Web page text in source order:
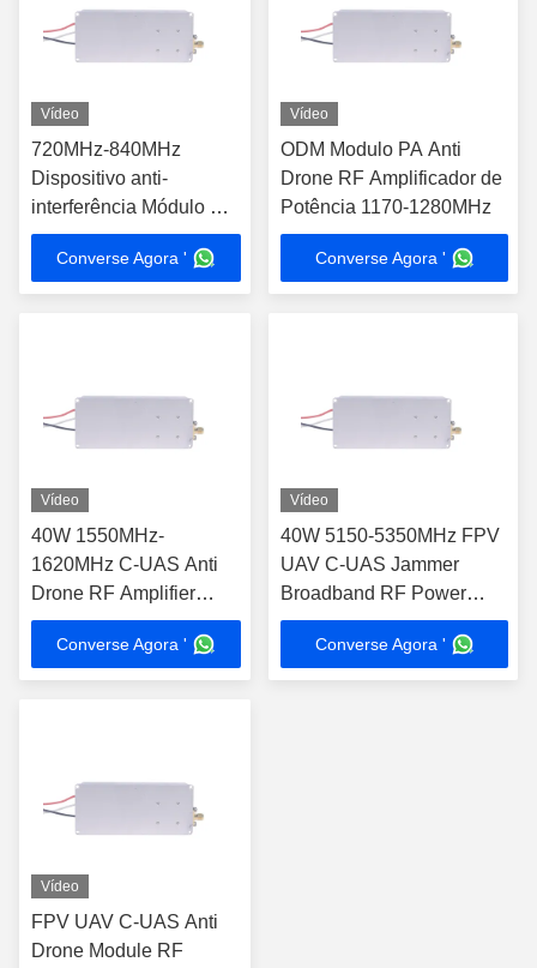
Vídeo
720MHz-840MHz
Dispositivo anti-
interferência Módulo RF
de baixa potência 40W
Converse Agora '
Vídeo
ODM Modulo PA Anti
Drone RF Amplificador de
Potência 1170-1280MHz
Converse Agora '
Vídeo
40W 1550MHz-
1620MHz C-UAS Anti
Drone RF Amplifier
Module para
interferência de sinal
GPS
Converse Agora '
Vídeo
40W 5150-5350MHz FPV
UAV C-UAS Jammer
Broadband RF Power
Amplifier Module
Converse Agora '
Vídeo
FPV UAV C-UAS Anti
Drone Module RF